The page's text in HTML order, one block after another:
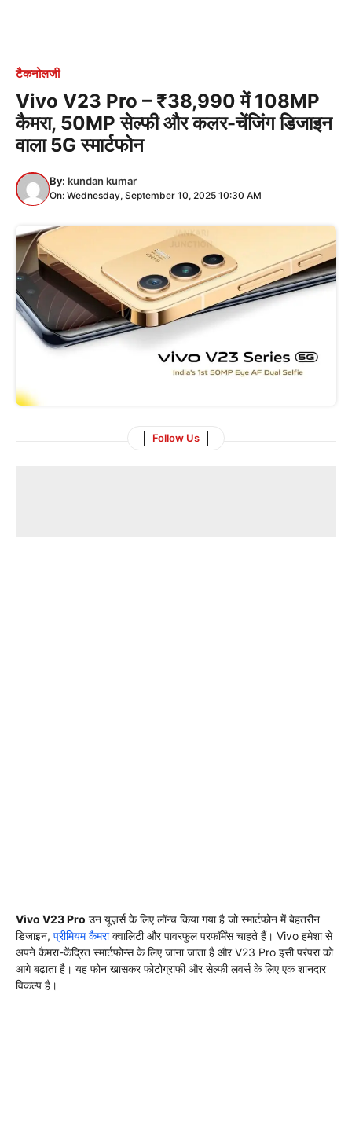
टैकनोलजी
Vivo V23 Pro – ₹38,990 में 108MP
कैमरा, 50MP सेल्फी और कलर-चेंजिंग डिजाइन
वाला 5G स्मार्टफोन
By: kundan kumar
On: Wednesday, September 10, 2025 10:30 AM
Follow Us
Vivo V23 Pro उन यूज़र्स के लिए लॉन्च किया गया है जो स्मार्टफोन में बेहतरीन
डिजाइन, प्रीमियम कैमराक्वालिटी और पावरफुल परफॉर्मेंस चाहते हैं। Vivo हमेशा से
अपने कैमरा-केंद्रित स्मार्टफोन्स के लिए जाना जाता है और V23 Pro इसी परंपरा को
आगे बढ़ाता है। यह फोन खासकर फोटोग्राफी और सेल्फी लवर्स के लिए एक शानदार
विकल्प है।